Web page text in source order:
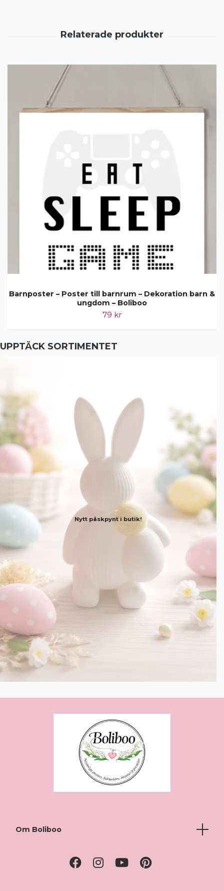
UPPTÄCK SORTIMENTET
Nytt påskpynt i butik!
Barnposter – Poster till barnrum – Dekoration barn &
ungdom – Boliboo
79 kr
Om Boliboo